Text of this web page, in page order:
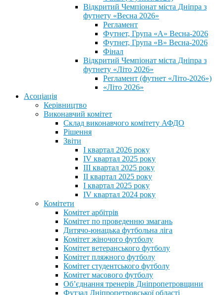
Відкритий Чемпіонат міста Дніпра з
футнету «Весна 2026»
Регламент
Футнет, Група «А» Весна-2026
Футнет, Група «В» Весна-2026
Фінал
Відкритий Чемпіонат міста Дніпра з
футнету «Літо 2026»
Регламент (футнет «Літо-2026»)
«Літо 2026»
Асоціація
Керівництво
Виконавчий комітет
Склад виконавчого комітету АФДО
Рішення
Звіти
I квартал 2026 року
IV квартал 2025 року
III квартал 2025 року
II квартал 2025 року
I квартал 2025 року
IV квартал 2024 року
Комітети
Комітет арбітрів
Комітет по проведенню змагань
Дитячо-юнацька футбольна ліга
Комітет жіночого футболу
Комітет ветеранського футболу
Комітет пляжного футболу
Комітет студентського футболу
Комітет масового футболу
Обʼєднання тренерів Дніпропетровщини
Футзал Дніпропетровської області